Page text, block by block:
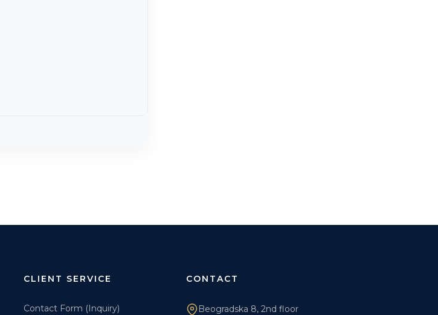
CLIENT SERVICE
Contact Form (Inquiry)
CONTACT
Beogradska 8, 2nd floor